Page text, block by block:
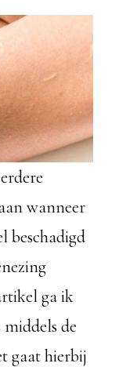
wanneer
beschadigd
ga ik
de
gaat hierbij